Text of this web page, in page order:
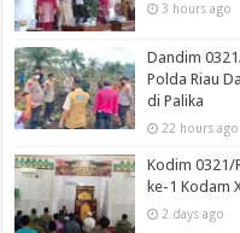
3 hours ago
Dandim
Polda Riau
di Palika
22 hours ago
Kodim 0321/
ke-1 Kodam
2 days ago